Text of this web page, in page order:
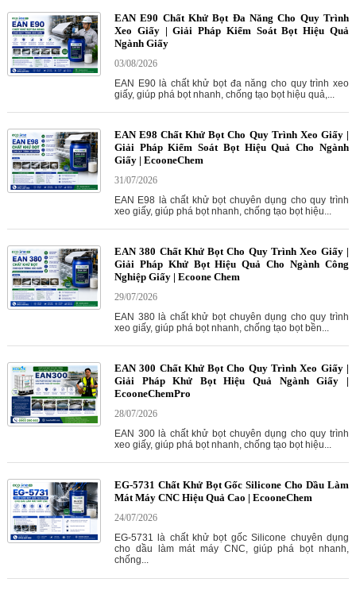
EAN E90 Chất Khử Bọt Đa Năng Cho Quy Trình
Xeo Giấy | Giải Pháp Kiểm Soát Bọt Hiệu Quả
Ngành Giấy
03/08/2026
EAN E90 là chất khử bọt đa năng cho quy trình xeo
giấy, giúp phá bọt nhanh, chống tạo bọt hiệu quả,...
EAN E98 Chất Khử Bọt Cho Quy Trình Xeo Giấy |
Giải Pháp Kiểm Soát Bọt Hiệu Quả Cho Ngành
Giấy | EcooneChem
31/07/2026
EAN E98 là chất khử bọt chuyên dụng cho quy trình
xeo giấy, giúp phá bọt nhanh, chống tạo bọt hiệu...
EAN 380 Chất Khử Bọt Cho Quy Trình Xeo Giấy |
Giải Pháp Khử Bọt Hiệu Quả Cho Ngành Công
Nghiệp Giấy | Ecoone Chem
29/07/2026
EAN 380 là chất khử bọt chuyên dụng cho quy trình
xeo giấy, giúp phá bọt nhanh, chống tạo bọt bền...
EAN 300 Chất Khử Bọt Cho Quy Trình Xeo Giấy |
Giải Pháp Khử Bọt Hiệu Quả Ngành Giấy |
EcooneChemPro
28/07/2026
EAN 300 là chất khử bọt chuyên dụng cho quy trình
xeo giấy, giúp phá bọt nhanh, chống tạo bọt hiệu...
EG-5731 Chất Khử Bọt Gốc Silicone Cho Dầu Làm
Mát Máy CNC Hiệu Quả Cao | EcooneChem
24/07/2026
EG-5731 là chất khử bọt gốc Silicone chuyên dụng
cho dầu làm mát máy CNC, giúp phá bọt nhanh,
chống...